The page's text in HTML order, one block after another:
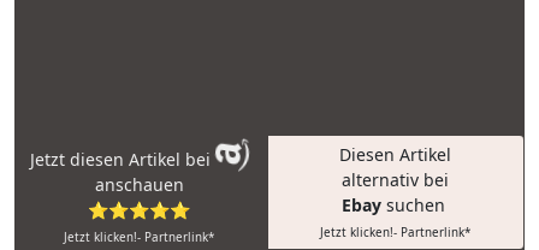
Jetzt diesen Artikel bei
anschauen
⭐⭐⭐⭐⭐
Jetzt klicken!- Partnerlink*
Diesen Artikel
alternativ bei
Ebay suchen
Jetzt klicken!- Partnerlink*